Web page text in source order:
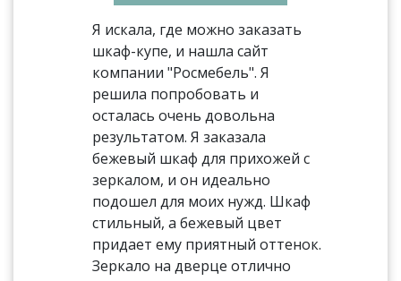
Я искала, где можно заказать
шкаф-купе, и нашла сайт
компании "Росмебель". Я
решила попробовать и
осталась очень довольна
результатом. Я заказала
бежевый шкаф для прихожей с
зеркалом, и он идеально
подошел для моих нужд. Шкаф
стильный, а бежевый цвет
придает ему приятный оттенок.
Зеркало на дверце отлично